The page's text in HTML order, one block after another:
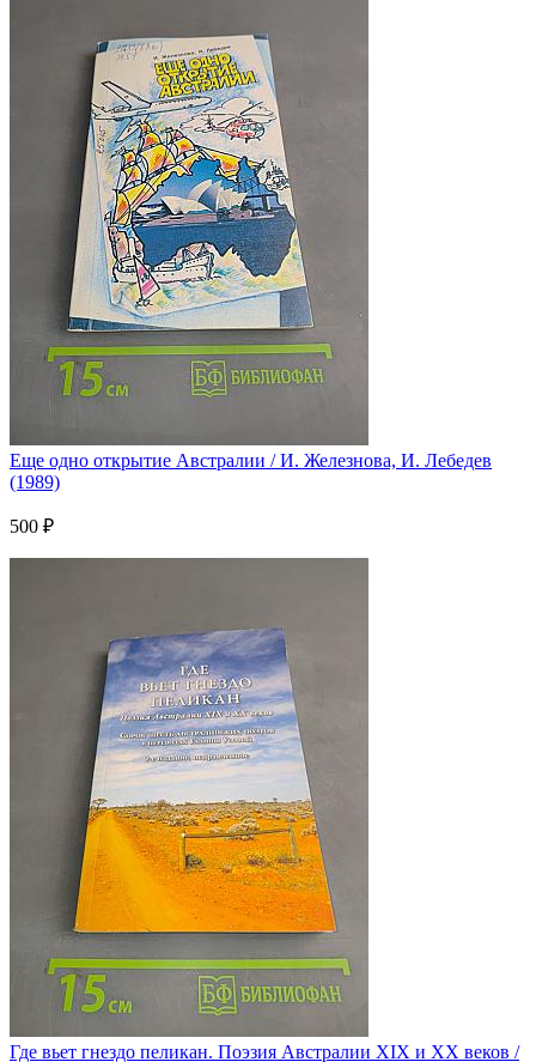
Еще одно открытие Австралии / И. Железнова, И. Лебедев
(1989)
500 ₽
Где вьет гнездо пеликан. Поэзия Австралии XIX и XX веков /